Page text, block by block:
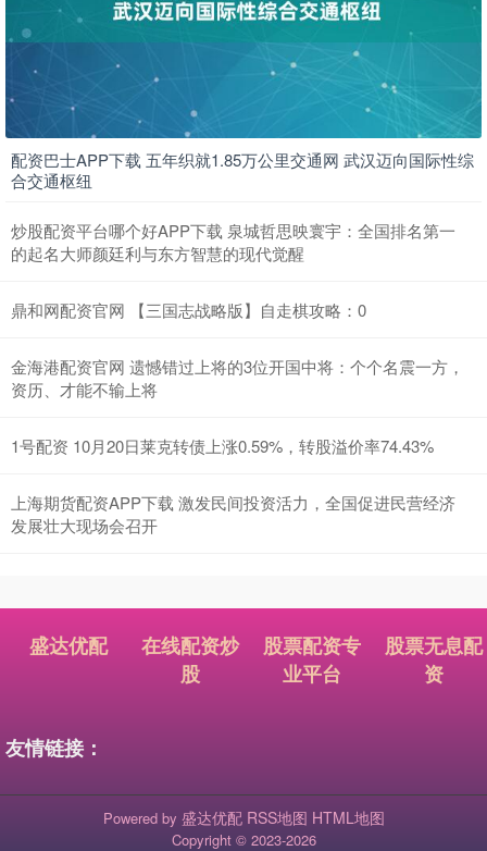
配资巴士APP下载 五年织就1.85万公里交通网 武汉迈向国际性综
合交通枢纽
炒股配资平台哪个好APP下载 泉城哲思映寰宇：全国排名第一
的起名大师颜廷利与东方智慧的现代觉醒
鼎和网配资官网 【三国志战略版】自走棋攻略：0
金海港配资官网 遗憾错过上将的3位开国中将：个个名震一方，
资历、才能不输上将
1号配资 10月20日莱克转债上涨0.59%，转股溢价率74.43%
上海期货配资APP下载 激发民间投资活力，全国促进民营经济
发展壮大现场会召开
盛达优配
在线配资炒
股
股票配资专
业平台
股票无息配
资
友情链接：
Powered by 盛达优配 RSS地图 HTML地图
Copyright © 2023-2026